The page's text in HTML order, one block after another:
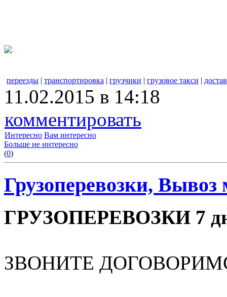
переезды | транспортировка | грузчики | грузовое такси |
11.02.2015 в 14:18
комментировать
Интересно Вам интересно
Больше не интересно
(0)
Грузоперевозки, Вывоз
ГРУЗОПЕРЕВОЗКИ 7
ЗВОНИТЕ